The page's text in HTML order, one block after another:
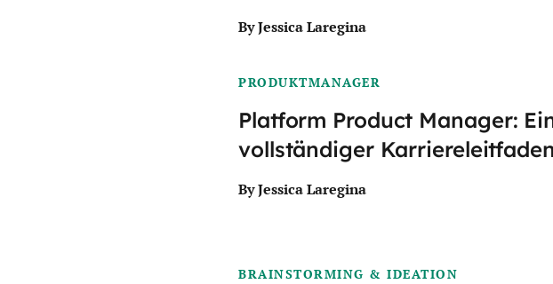
By Jessica Laregina
PRODUKTMANAGER
Platform Product Manager:
vollständiger Karriereleitfaden
By Jessica Laregina
BRAINSTORMING & IDEATION